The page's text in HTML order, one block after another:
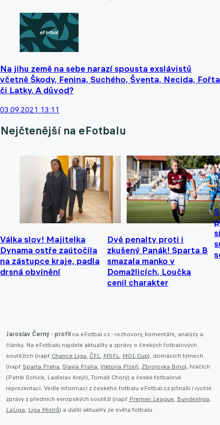
Na jihu země na sebe narazí spousta exslávistů
včetně Škody, Fenina, Suchého, Šventa, Necida, Fořta
či Latky. A důvod?
03.09.2021 13:11
Nejčtenější na eFotbalu
Válka slov! Majitelka
Dynama ostře zaútočila
na zástupce kraje, padla
drsná obvinění
Dvě penalty proti i
zkušený Panák! Sparta B
smazala manko v
Domažlicích, Loučka
cenil charakter
Jaroslav Černý - profil na eFotbal.cz - rozhovory, komentáře, analýzy a
články. Na eFotbalu najdete aktuality a zprávy o českých fotbalových
soutěžích (např. Chance Liga, ČFL, MSFL, MOL Cup), domácích týmech
(např. Sparta Praha, Slavia Praha, Viktoria Plzeň, Zbrojovka Brno), hráčích
(Patrik Schick, Ladislav Krejčí, Tomáš Chorý) a české fotbalové
reprezentaci. Vedle informací z českého fotbalu eFotbal.cz přináší i rychlé
zprávy z předních evropských soutěží (např. Premier League, Bundesliga,
LaLiga, Liga Mistrů) a další aktuality ze světa fotbalu.